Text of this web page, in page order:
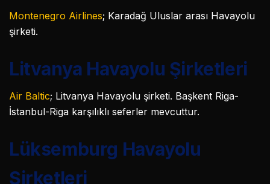
Montenegro Airlines; Karadağ Uluslar arası Havayolu
şirketi.
Litvanya Havayolu Şirketleri
Air Baltic; Litvanya Havayolu şirketi. Başkent Riga-
İstanbul-Riga karşılıklı seferler mevcuttur.
Lüksemburg Havayolu
Şirketleri